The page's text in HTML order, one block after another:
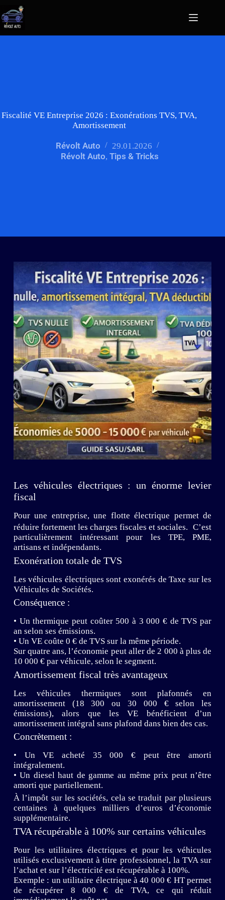
Fiscalité VE Entreprise 2026 : Exonérations TVS, TVA,
Amortissement
Révolt Auto 29.01.2026
Révolt Auto, Tips & Tricks
Les véhicules électriques : un énorme levier
fiscal
Pour une entreprise, une flotte électrique permet de
réduire fortement les charges fiscales et sociales. C’est
particulièrement intéressant pour les TPE, PME,
artisans et indépendants.
Exonération totale de TVS
Les véhicules électriques sont exonérés de Taxe sur les
Véhicules de Sociétés.
Conséquence :
• Un thermique peut coûter 500 à 3 000 € de TVS par
an selon ses émissions.
• Un VE coûte 0 € de TVS sur la même période.
Sur quatre ans, l’économie peut aller de 2 000 à plus de
10 000 € par véhicule, selon le segment.
Amortissement fiscal très avantageux
Les véhicules thermiques sont plafonnés en
amortissement (18 300 ou 30 000 € selon les
émissions), alors que les VE bénéficient d’un
amortissement intégral sans plafond dans bien des cas.
Concrètement :
• Un VE acheté 35 000 € peut être amorti
intégralement.
• Un diesel haut de gamme au même prix peut n’être
amorti que partiellement.
À l’impôt sur les sociétés, cela se traduit par plusieurs
centaines à quelques milliers d’euros d’économie
supplémentaire.
TVA récupérable à 100% sur certains véhicules
Pour les utilitaires électriques et pour les véhicules
utilisés exclusivement à titre professionnel, la TVA sur
l’achat et sur l’électricité est récupérable à 100%.
Exemple : un utilitaire électrique à 40 000 € HT permet
de récupérer 8 000 € de TVA, ce qui réduit